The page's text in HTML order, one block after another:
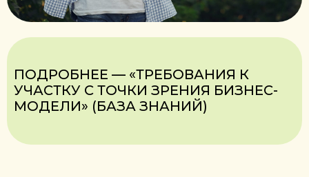
застаивается вода,
фундука.